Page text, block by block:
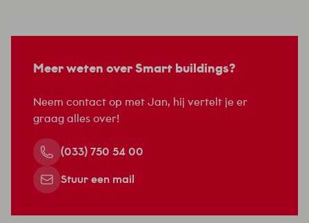
Meer weten over Smart buildings?
Neem contact op met Jan, hij vertelt je er
graag alles over!
(033) 750 54 00
Stuur een mail